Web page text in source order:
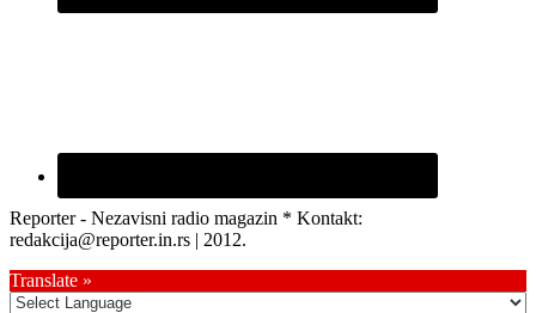
Reporter - Nezavisni radio magazin * Kontakt:
redakcija@reporter.in.rs | 2012.
Translate »